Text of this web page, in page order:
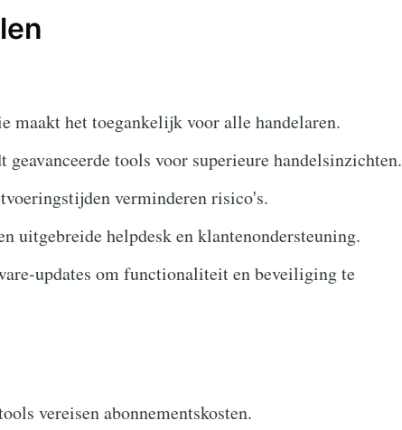
maakt het toegankelijk voor alle handelaren.
geavanceerde tools voor superieure handelsinzichten.
verminderen risico's.
uitgebreide helpdesk en klantenondersteuning.
updates om functionaliteit en beveiliging te
vereisen abonnementskosten.